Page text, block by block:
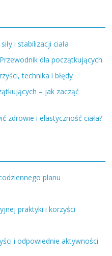
i stabilizacji ciała
dla początkujących
technika i błędy
– jak zacząć
zdrowie i elastyczność ciała?
planu
praktyki i korzyści
i odpowiednie aktywności